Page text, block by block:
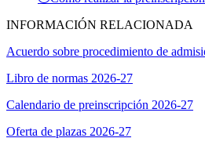
INFORMACIÓN RELACIONADA
Acuerdo sobre procedimiento de
Libro de normas 2026-27
Calendario de preinscripción 2026-27
Oferta de plazas 2026-27